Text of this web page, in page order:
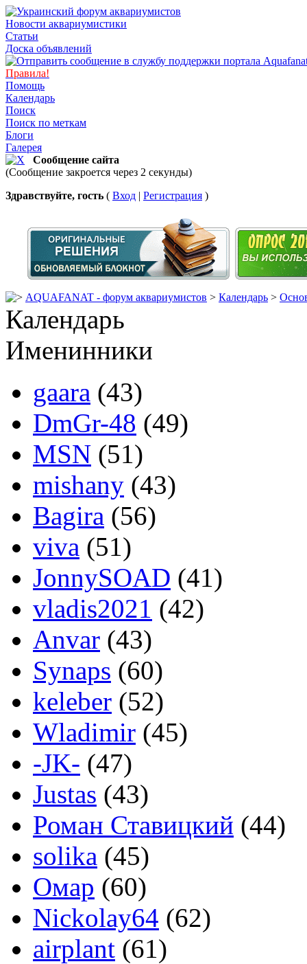
Новости аквариумистики
Статьи
Доска объявлений
Правила!
Помощь
Календарь
Поиск
Поиск по меткам
Блоги
Галерея
Сообщение сайта
(Сообщение закроется через 2 секунды)
Здравствуйте, гость ( Вход | Регистрация )
AQUAFANAT - форум аквариумистов > Календарь >
Календарь
Именинники
gaara (43)
DmGr-48 (49)
MSN (51)
mishany (43)
Bagira (56)
viva (51)
JonnySOAD (41)
vladis2021 (42)
Anvar (43)
Synaps (60)
keleber (52)
Wladimir (45)
-JK- (47)
Justas (43)
Роман Ставицкий (44)
solika (45)
Омар (60)
Nickolay64 (62)
airplant (61)